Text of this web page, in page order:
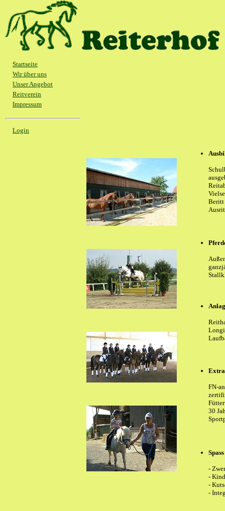
Beritt
FN-
30
-
-
-
-
Startseite
Wir über uns
Unser Angebot
Reitverein
Impressum
Login